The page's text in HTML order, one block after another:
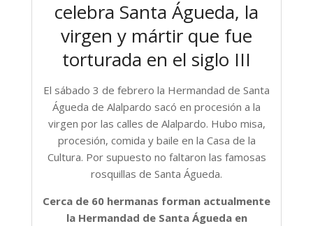
celebra Santa Águeda, la
virgen y mártir que fue
torturada en el siglo III
El sábado 3 de febrero la Hermandad de Santa
Águeda de Alalpardo sacó en procesión a la
virgen por las calles de Alalpardo. Hubo misa,
procesión, comida y baile en la Casa de la
Cultura. Por supuesto no faltaron las famosas
rosquillas de Santa Águeda.
Cerca de 60 hermanas forman actualmente
la Hermandad de Santa Águeda en